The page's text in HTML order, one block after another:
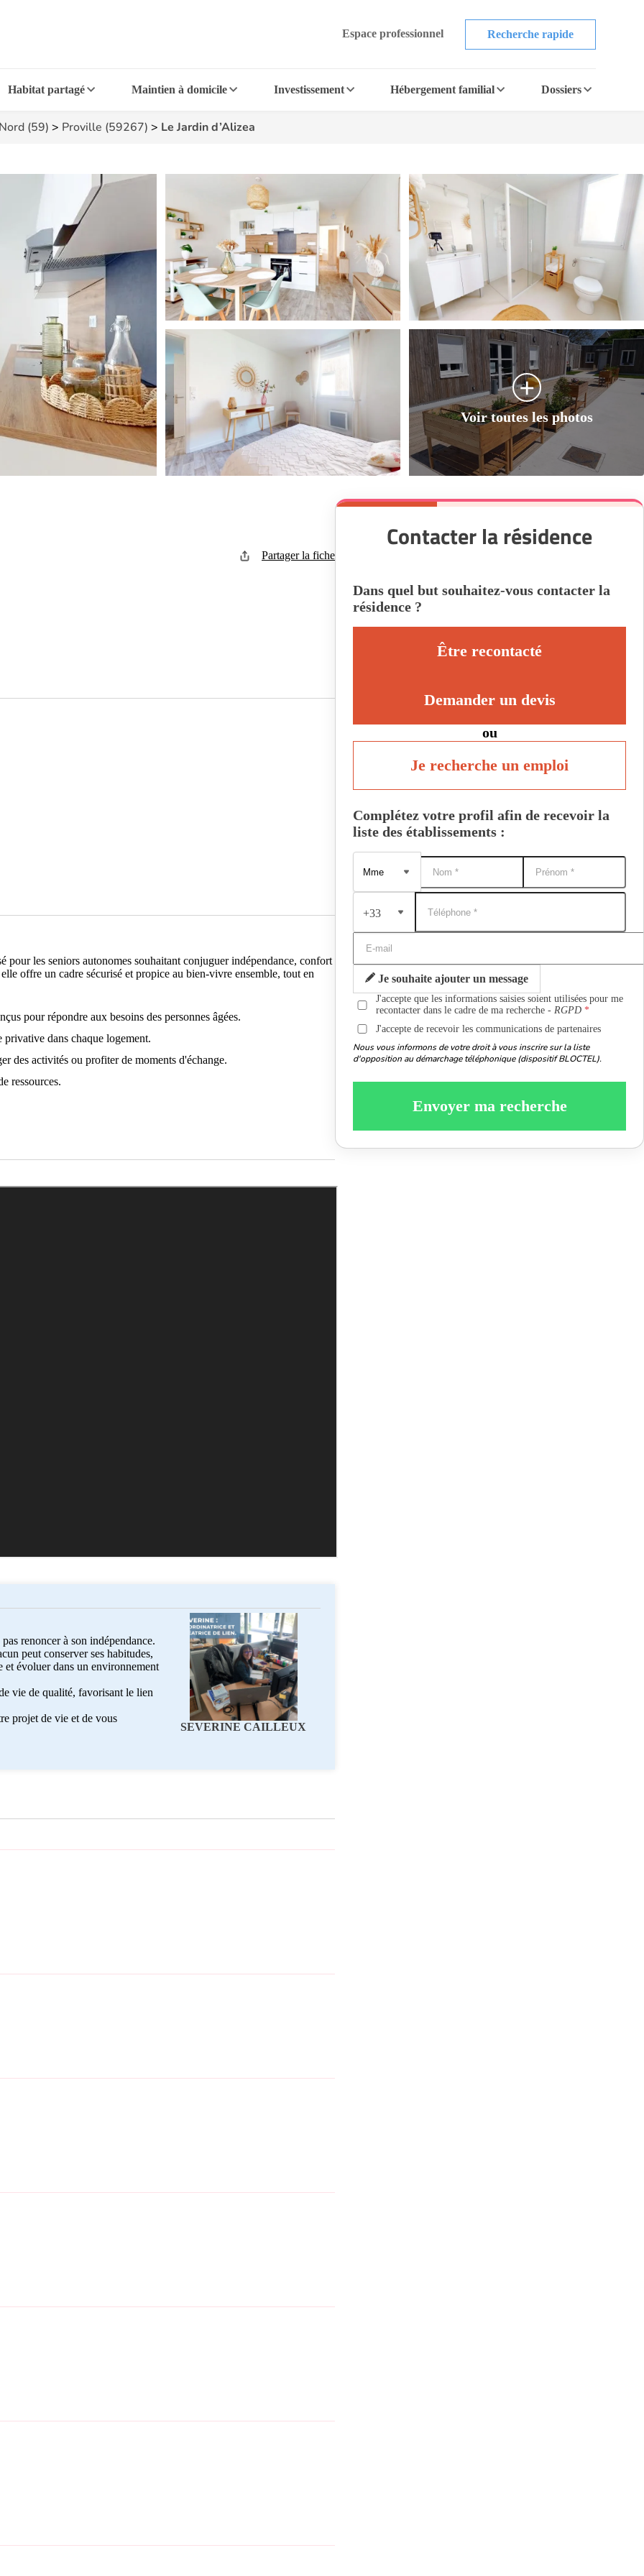
Espace professionnel Recherche rapide
Habitat partagé Maintien à domicile Investissement Hébergement familial Dossiers
Nord (59) > Proville (59267) > Le Jardin d’Alizea
Partager la fiche
les seniors autonomes souhaitant conjuguer indépendance, confort
offre un cadre sécurisé et propice au bien-vivre ensemble, tout en
pour répondre aux besoins des personnes âgées.
privative dans chaque logement.
des activités ou profiter de moments d'échange.
ressources.
SEVERINE CAILLEUX
renoncer à son indépendance.
peut conserver ses habitudes,
et évoluer dans un environnement
vie de qualité, favorisant le lien
projet de vie et de vous
Contacter la résidence
Dans quel but souhaitez-vous contacter la
résidence ?
Être recontacté
Demander un devis
ou
Je recherche un emploi
Complétez votre profil afin de recevoir la
liste des établissements :
+33
Je souhaite ajouter un message
J'accepte que les informations saisies soient utilisées pour me
recontacter dans le cadre de ma recherche -RGPD
J'accepte de recevoir les communications de partenaires
Nous vous informons de votre droit à vous inscrire sur la liste
d'opposition au démarchage téléphonique (dispositif BLOCTEL).
Envoyer ma recherche